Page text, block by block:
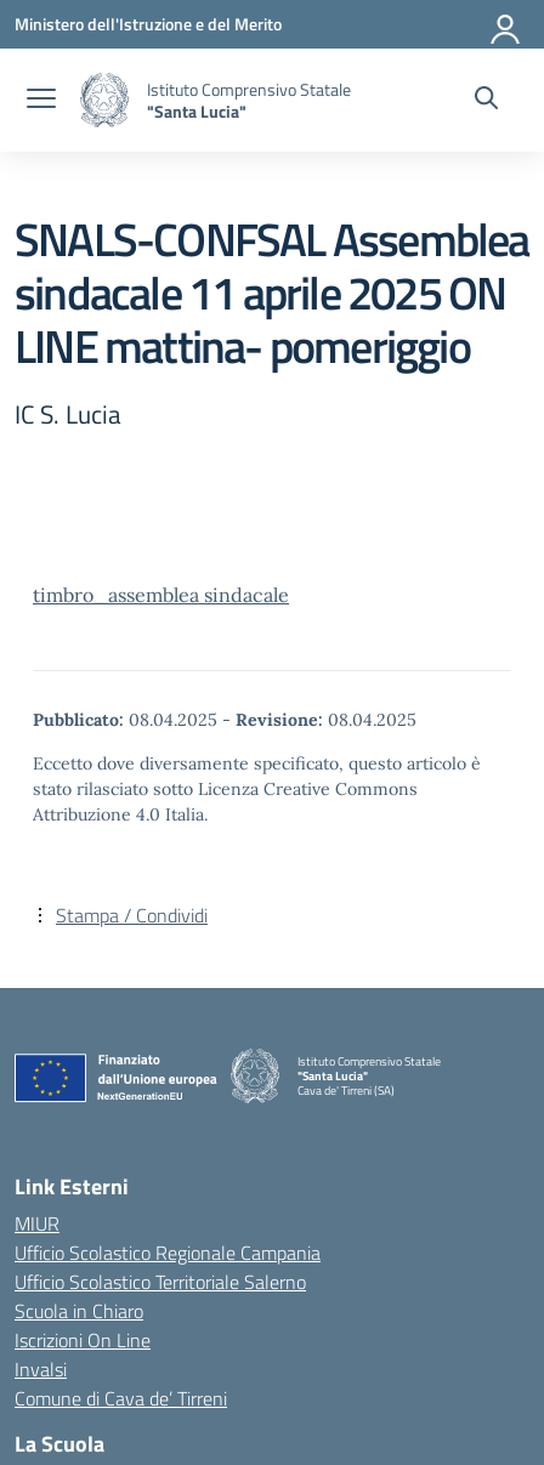
Vai ai contenuti
Vai al menu di navigazione
Vai al footer
Ministero dell'Istruzione e del Merito
Istituto Comprensivo Statale
"Santa Lucia"
SNALS-CONFSAL Assemblea
sindacale 11 aprile 2025 ON
LINE mattina- pomeriggio
IC S. Lucia
timbro_assemblea sindacale
Pubblicato: 08.04.2025 - Revisione: 08.04.2025
Eccetto dove diversamente specificato, questo articolo è
stato rilasciato sotto Licenza Creative Commons
Attribuzione 4.0 Italia.
Stampa / Condividi
Istituto Comprensivo Statale
"Santa Lucia"
Cava de' Tirreni (SA)
Link Esterni
MIUR
Ufficio Scolastico Regionale Campania
Ufficio Scolastico Territoriale Salerno
Scuola in Chiaro
Iscrizioni On Line
Invalsi
Comune di Cava de’ Tirreni
La Scuola